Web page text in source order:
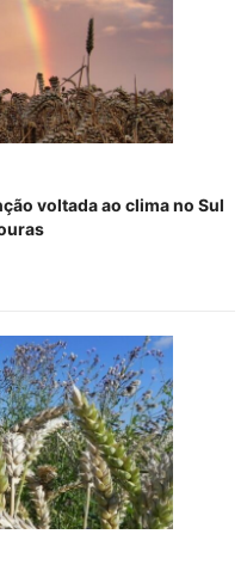
voltada ao clima no Sul